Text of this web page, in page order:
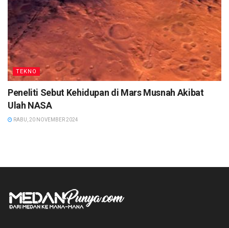
TEKNO
Peneliti Sebut Kehidupan di Mars Musnah Akibat
Ulah NASA
RABU, 20 NOVEMBER 2024